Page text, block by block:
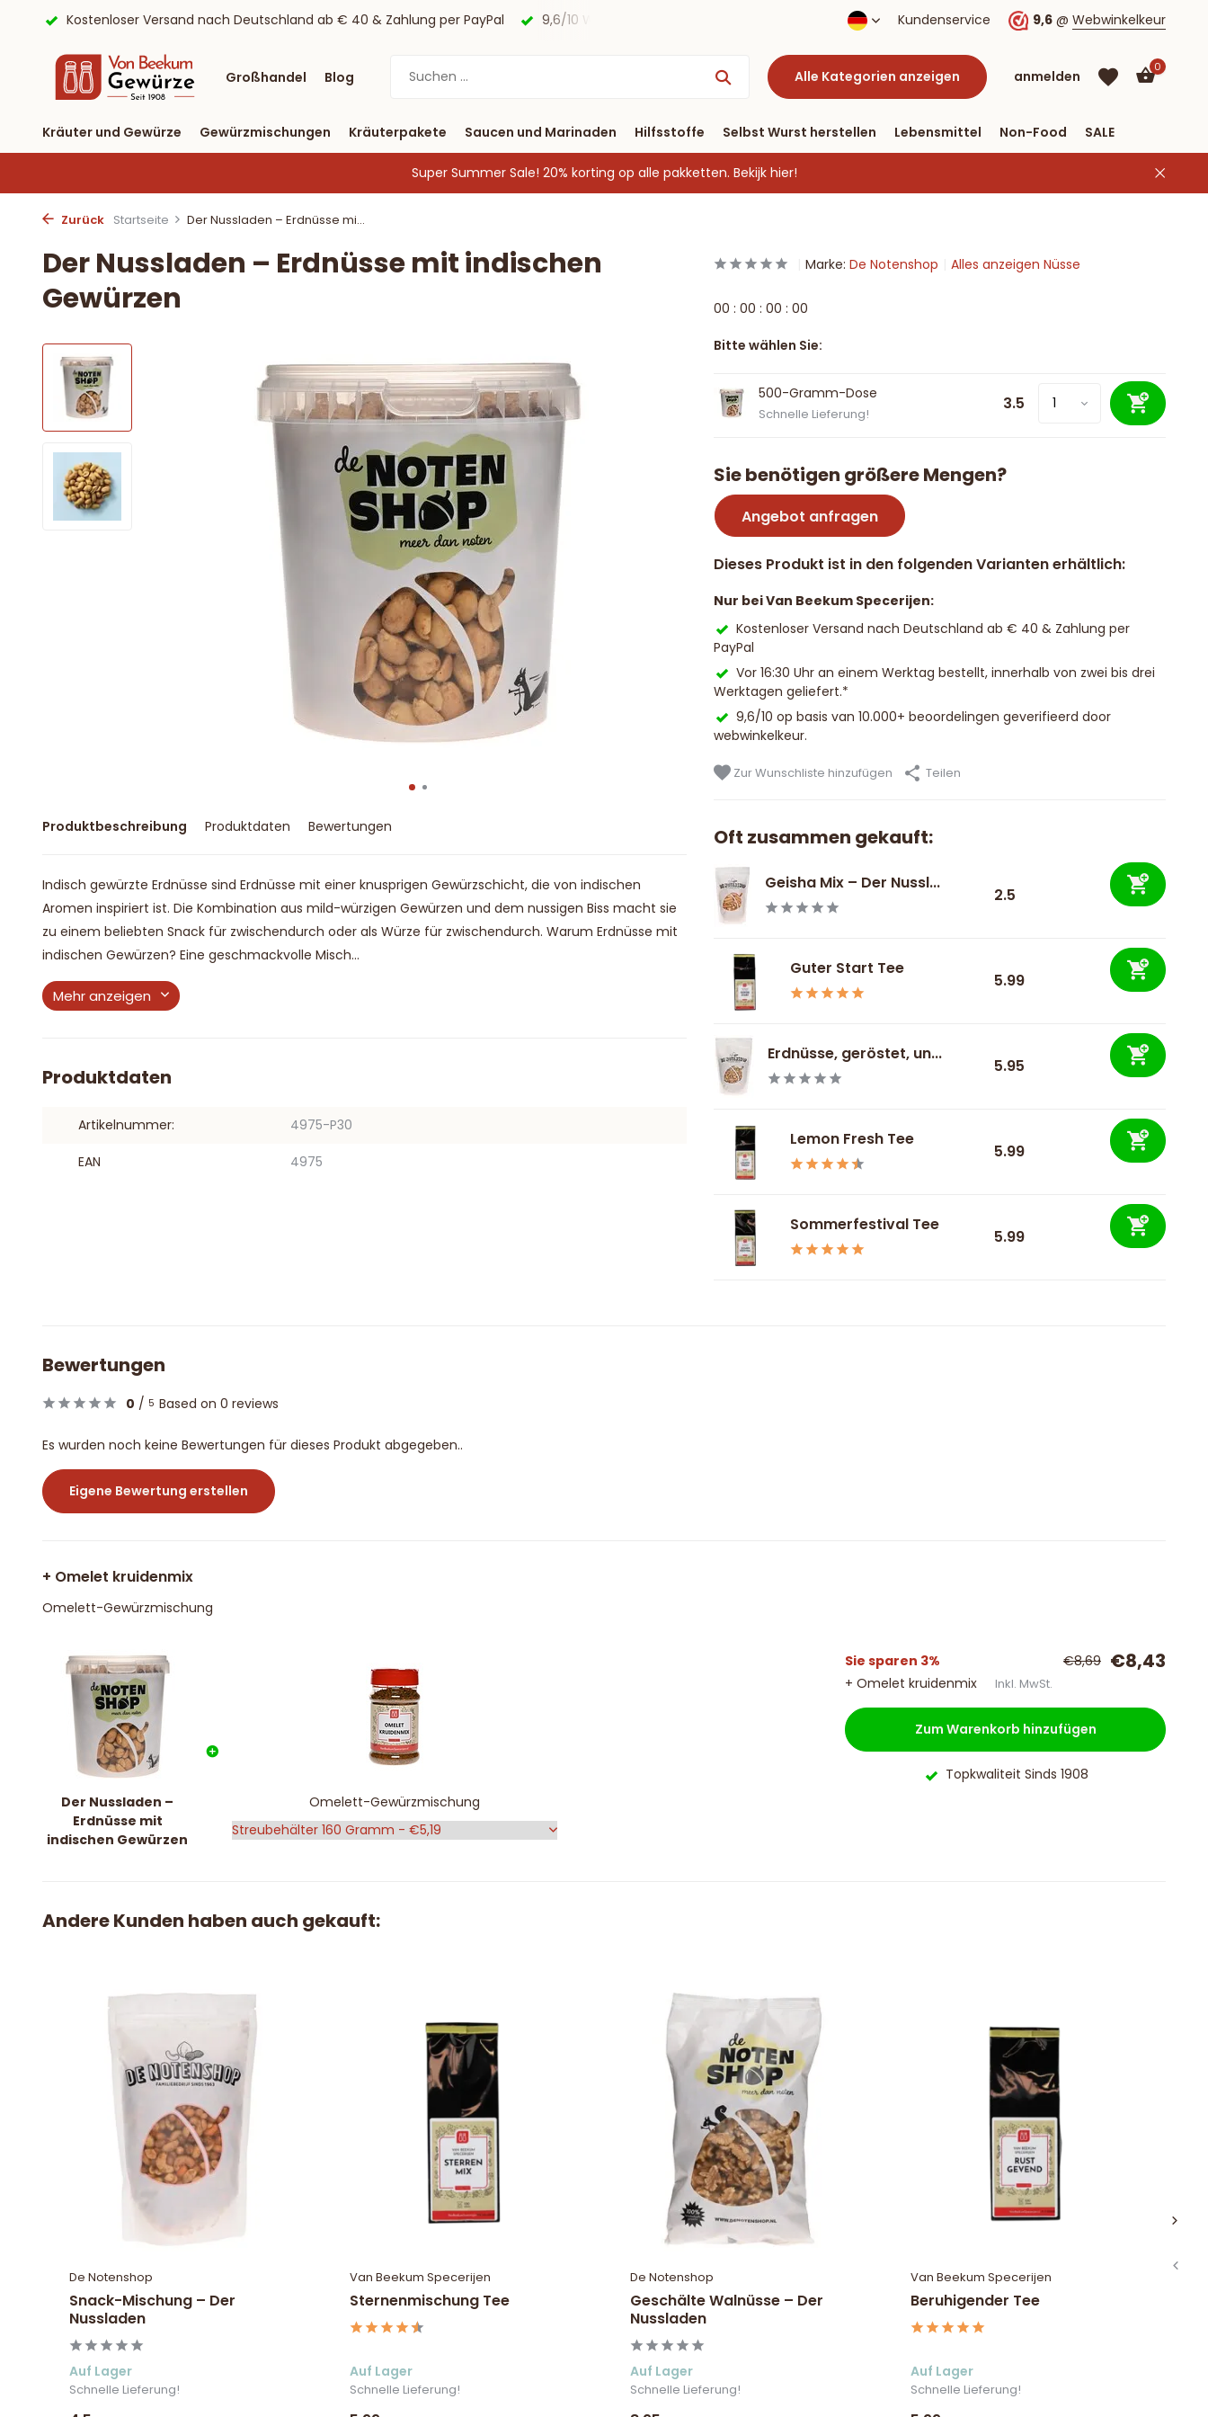
9,6/10 Webwinkelkeur ✔ Lieferung binnen drei Tagen Kostenloser Versand nach Deutschland ab € 40 & Zahlung per PayPalKundenservice 9,6 @ Webwinkelkeur
Großhandel Blog Alle Kategorien anzeigen anmelden
Benutzerkonto
0
Kräuter und Gewürze Gewürzmischungen Kräuterpakete Saucen und Marinaden Hilfsstoffe Selbst Wurst herstellen Lebensmittel Non-Food SALE
Super Summer Sale! 20% korting op alle pakketten. Bekijk hier!
Zurück Startseite Der Nussladen – Erdnüsse mi...
Der Nussladen – Erdnüsse mit indischen
Gewürzen
Produktbeschreibung Produktdaten Bewertungen
Indisch gewürzte Erdnüsse sind Erdnüsse mit einer knusprigen Gewürzschicht, die von indischen
Aromen inspiriert ist. Die Kombination aus mild-würzigen Gewürzen und dem nussigen Biss macht sie
zu einem beliebten Snack für zwischendurch oder als Würze für zwischendurch. Warum Erdnüsse mit
indischen Gewürzen? Eine geschmackvolle Misch...
Mehr anzeigen
Produktdaten
Artikelnummer: 4975-P30
EAN 4975
Marke: De Notenshop Alles anzeigen Nüsse
00 : 00 : 00 : 00
Bitte wählen Sie:
500-Gramm-Dose
Schnelle Lieferung! 3.5
Sie benötigen größere Mengen?
Angebot anfragen
Dieses Produkt ist in den folgenden Varianten erhältlich:
Nur bei Van Beekum Specerijen:
Kostenloser Versand nach Deutschland ab € 40 & Zahlung per
PayPal
Vor 16:30 Uhr an einem Werktag bestellt, innerhalb von zwei bis drei
Werktagen geliefert.*
9,6/10 op basis van 10.000+ beoordelingen geverifieerd door
webwinkelkeur.
Zur Wunschliste hinzufügen Teilen
Oft zusammen gekauft:
Geisha Mix – Der Nussl...
2.5
Guter Start Tee
5.99
Erdnüsse, geröstet, un...
5.95
Lemon Fresh Tee
5.99
Sommerfestival Tee
5.99
Bewertungen
0 / 5 Based on 0 reviews
Es wurden noch keine Bewertungen für dieses Produkt abgegeben..
Eigene Bewertung erstellen
+ Omelet kruidenmix
Omelett-Gewürzmischung
Der Nussladen –
Erdnüsse mit
indischen Gewürzen
Omelett-Gewürzmischung
Sie sparen 3% €8,69 €8,43
+ Omelet kruidenmix Inkl. MwSt.
Zum Warenkorb hinzufügen
Topkwaliteit Sinds 1908
Andere Kunden haben auch gekauft:
De Notenshop
Snack-Mischung – Der
Nussladen
Auf Lager
Schnelle Lieferung!
Van Beekum Specerijen
Sternenmischung Tee
Auf Lager
Schnelle Lieferung!
De Notenshop
Geschälte Walnüsse – Der
Nussladen
Auf Lager
Schnelle Lieferung!
Van Beekum Specerijen
Beruhigender Tee
Auf Lager
Schnelle Lieferung!